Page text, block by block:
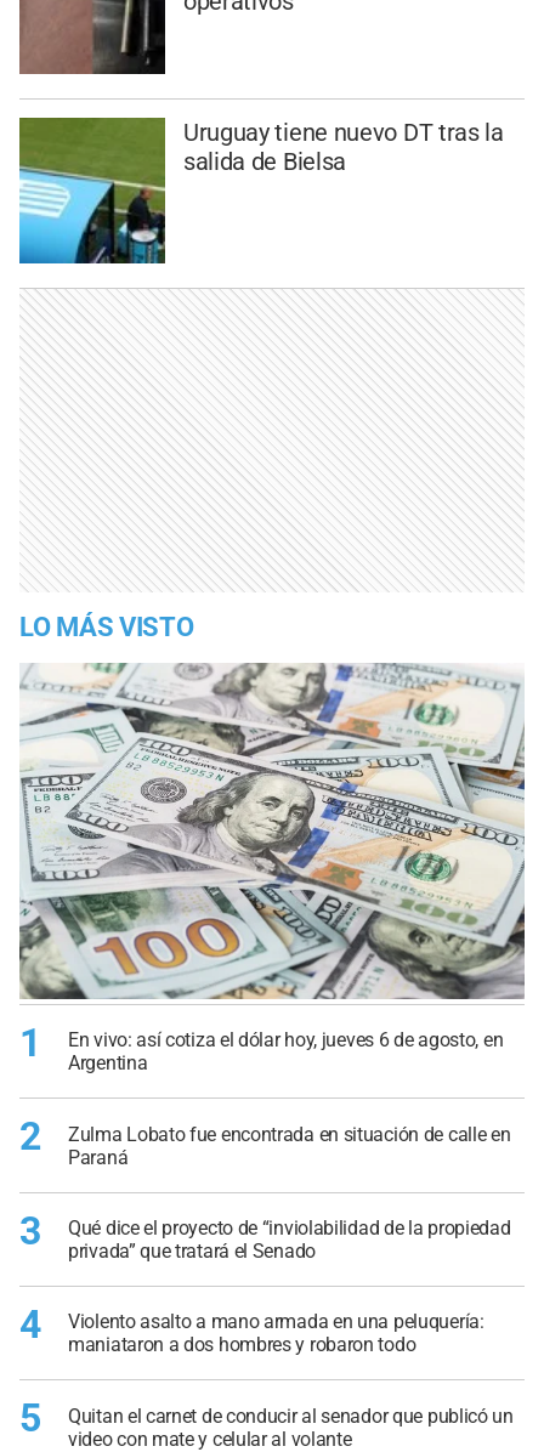
Uruguay tiene nuevo DT tras la
salida de Bielsa
LO MÁS VISTO
1
En vivo: así cotiza el dólar hoy, jueves 6 de agosto, en
Argentina
2
Zulma Lobato fue encontrada en situación de calle en
Paraná
3
Qué dice el proyecto de “inviolabilidad de la propiedad
privada” que tratará el Senado
4
Violento asalto a mano armada en una peluquería:
maniataron a dos hombres y robaron todo
5
Quitan el carnet de conducir al senador que publicó un
video con mate y celular al volante